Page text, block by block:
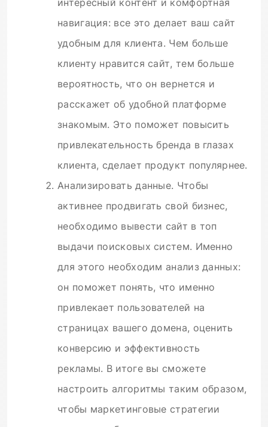
навигация: все это делает ваш сайт
удобным для клиента. Чем больше
клиенту нравится сайт, тем больше
вероятность, что он вернется и
расскажет об удобной платформе
знакомым. Это поможет повысить
привлекательность бренда в глазах
клиента, сделает продукт популярнее.
Анализировать данные. Чтобы
активнее продвигать свой бизнес,
необходимо вывести сайт в топ
выдачи поисковых систем. Именно
для этого необходим анализ данных:
он поможет понять, что именно
привлекает пользователей на
страницах вашего домена, оценить
конверсию и эффективность
рекламы. В итоге вы сможете
настроить алгоритмы таким образом,
чтобы маркетинговые стратегии